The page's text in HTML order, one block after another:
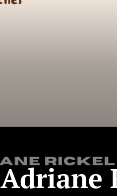
Adriane